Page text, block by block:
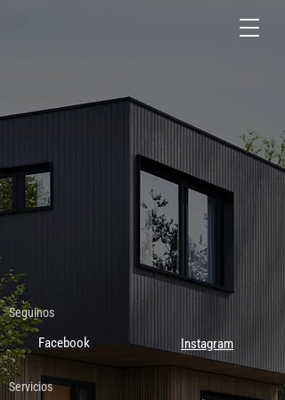
Seguinos
Facebook Instagram
Servicios